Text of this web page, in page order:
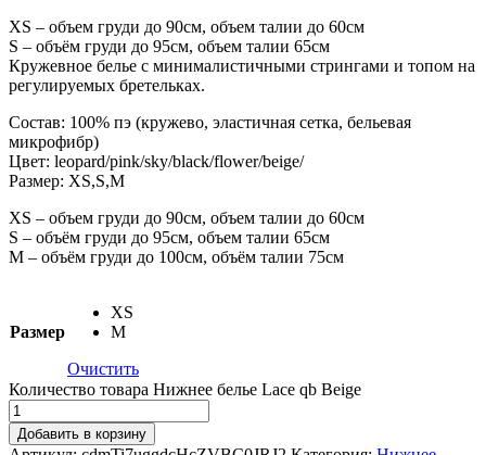
XS – объем груди до 90см, объем талии до 60см
S – объём груди до 95см, объем талии 65см
Кружевное белье с минималистичными стрингами и топом на
регулируемых бретельках.
Состав: 100% пэ (кружево, эластичная сетка, бельевая
микрофибр)
Цвет: leopard/pink/sky/black/flower/beige/
Размер: XS,S,M
XS – объем груди до 90см, объем талии до 60см
S – объём груди до 95см, объем талии 65см
M – объём груди до 100см, объём талии 75см
Размер
XS
M
Очистить
Количество товара Нижнее белье Lace qb Beige
Добавить в корзину